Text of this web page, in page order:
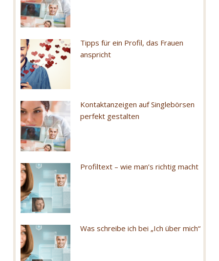
Tipps für ein Profil, das Frauen
anspricht
Kontaktanzeigen auf Singlebörsen
perfekt gestalten
Profiltext – wie man’s richtig macht
Was schreibe ich bei „Ich über mich“